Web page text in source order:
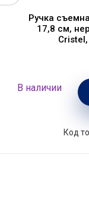
Ручка
17,8 см,
В наличии
Код